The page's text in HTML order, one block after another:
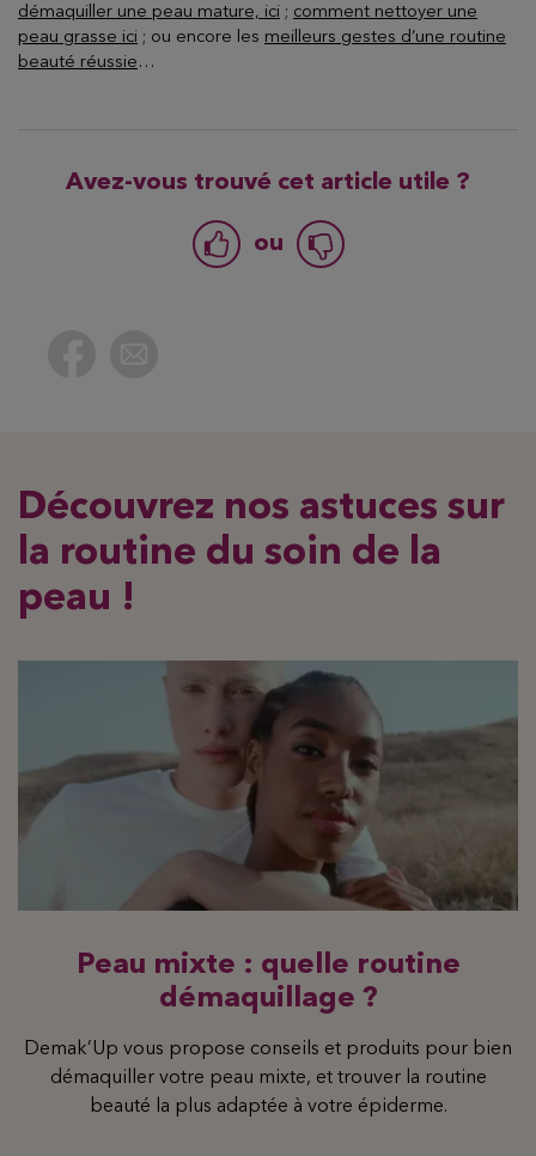
démaquiller une peau mature, ici ; comment nettoyer une
peau grasse ici ; ou encore les meilleurs gestes d’une routine
beauté réussie …
Avez-vous trouvé cet article utile ?
ou
Découvrez nos astuces sur
la routine du soin de la
peau !
Peau mixte : quelle routine
démaquillage ?
Demak’Up vous propose conseils et produits pour bien
démaquiller votre peau mixte, et trouver la routine
beauté la plus adaptée à votre épiderme.